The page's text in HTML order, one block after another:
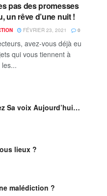
pas des promesses
un rêve d’une nuit !
FÉVRIER 23, 2021 0
avez-vous déjà eu
qui vous tiennent à
Sa voix Aujourd’hui…
lieux ?
malédiction ?